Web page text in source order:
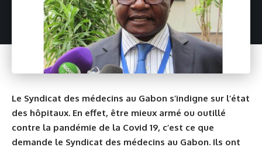
Le Syndicat des médecins au Gabon s’indigne sur l’état
des hôpitaux. En effet, être mieux armé ou outillé
contre la pandémie de la Covid 19, c’est ce que
demande le Syndicat des médecins au Gabon. Ils ont